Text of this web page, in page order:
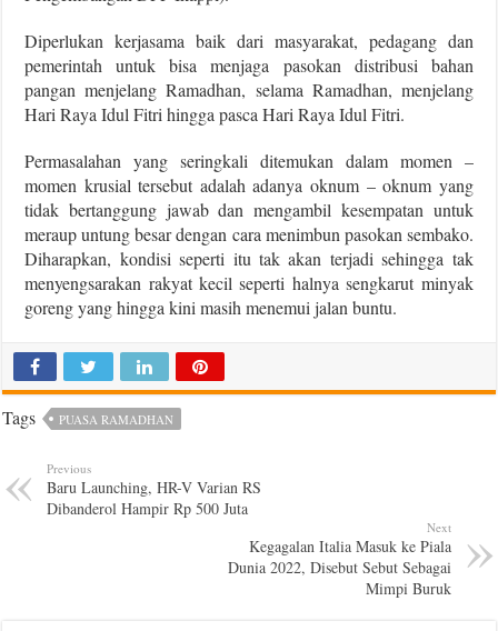
Diperlukan kerjasama baik dari masyarakat, pedagang dan
pemerintah untuk bisa menjaga pasokan distribusi bahan
pangan menjelang Ramadhan, selama Ramadhan, menjelang
Hari Raya Idul Fitri hingga pasca Hari Raya Idul Fitri.
Permasalahan yang seringkali ditemukan dalam momen –
momen krusial tersebut adalah adanya oknum – oknum yang
tidak bertanggung jawab dan mengambil kesempatan untuk
meraup untung besar dengan cara menimbun pasokan sembako.
Diharapkan, kondisi seperti itu tak akan terjadi sehingga tak
menyengsarakan rakyat kecil seperti halnya sengkarut minyak
goreng yang hingga kini masih menemui jalan buntu.
Tags PUASA RAMADHAN
Previous
Baru Launching, HR-V Varian RS
Dibanderol Hampir Rp 500 Juta
Next
Kegagalan Italia Masuk ke Piala
Dunia 2022, Disebut Sebut Sebagai
Mimpi Buruk